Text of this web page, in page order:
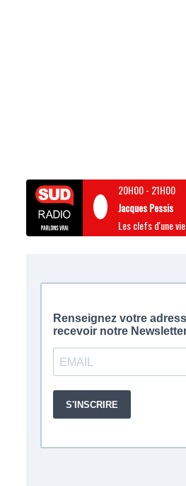
20H00- 21H00
Jacques Pessis
Les clefs d'une vie